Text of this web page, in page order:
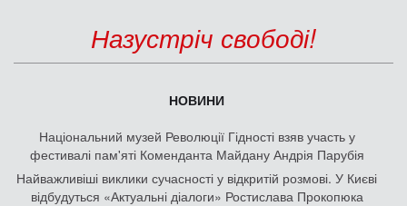
Назустріч свободі!
НОВИНИ
Національний музей Революції Гідності взяв участь у
фестивалі пам'яті Коменданта Майдану Андрія Парубія
Найважливіші виклики сучасності у відкритій розмові. У Києві
відбудуться «Актуальні діалоги» Ростислава Прокопюка